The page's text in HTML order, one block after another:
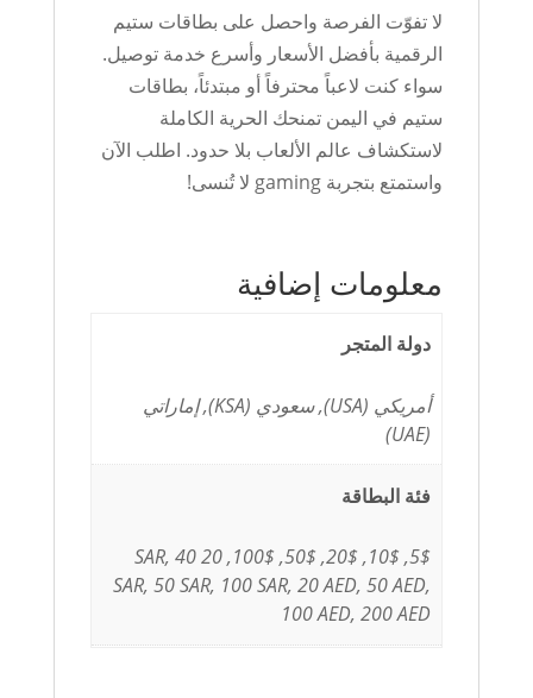
لا تفوّت الفرصة واحصل على بطاقات ستيم
الرقمية بأفضل الأسعار وأسرع خدمة توصيل.
سواء كنت لاعباً محترفاً أو مبتدئاً، بطاقات
ستيم في اليمن تمنحك الحرية الكاملة
لاستكشاف عالم الألعاب بلا حدود. اطلب الآن
واستمتع بتجربة gaming لا تُنسى!
معلومات إضافية
دولة المتجر
أمريكي (USA), سعودي (KSA), إماراتي
(UAE)
فئة البطاقة
5$, 10$, 20$, 50$, 100$, 20 SAR, 40
SAR, 50 SAR, 100 SAR, 20 AED, 50 AED,
100 AED, 200 AED